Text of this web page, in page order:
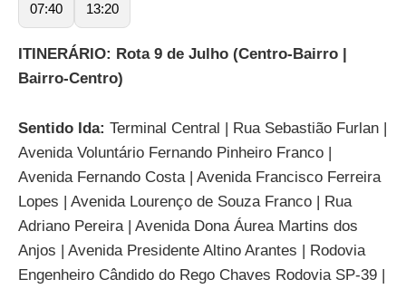
07:40 13:20
ITINERÁRIO: Rota 9 de Julho (Centro-Bairro |
Bairro-Centro)
Sentido Ida: Terminal Central | Rua Sebastião Furlan |
Avenida Voluntário Fernando Pinheiro Franco |
Avenida Fernando Costa | Avenida Francisco Ferreira
Lopes | Avenida Lourenço de Souza Franco | Rua
Adriano Pereira | Avenida Dona Áurea Martins dos
Anjos | Avenida Presidente Altino Arantes | Rodovia
Engenheiro Cândido do Rego Chaves Rodovia SP-39 |